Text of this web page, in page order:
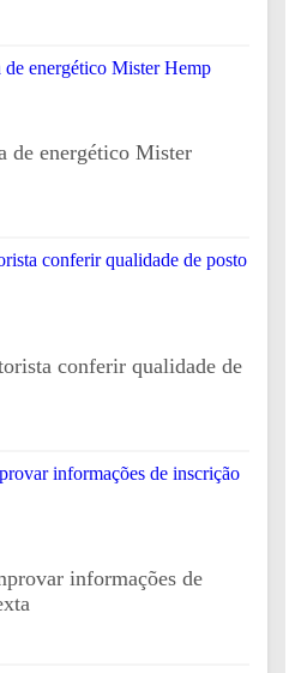
de energético Mister
conferir qualidade de
informações de